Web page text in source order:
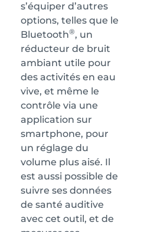
s’équiper d’autres
options, telles que le
Bluetooth®, un
réducteur de bruit
ambiant utile pour
des activités en eau
vive, et même le
contrôle via une
application sur
smartphone, pour
un réglage du
volume plus aisé. Il
est aussi possible de
suivre ses données
de santé auditive
avec cet outil, et de